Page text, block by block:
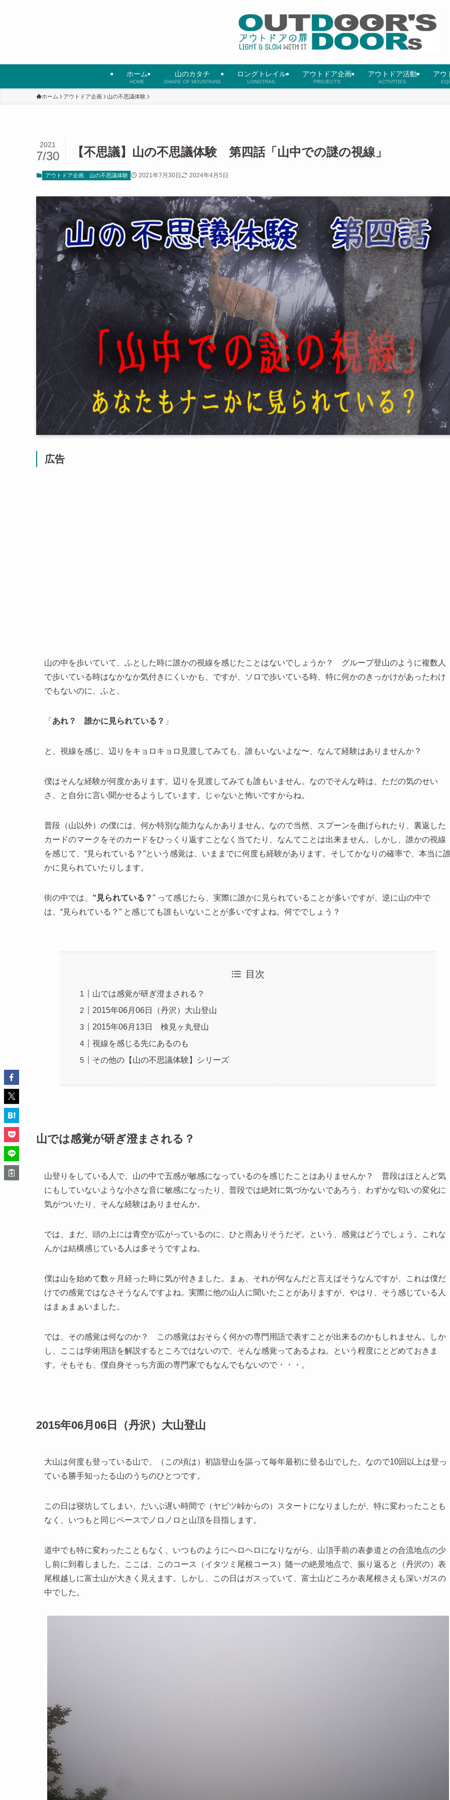
ホーム
HOME
山のカタチ
SHAPE OF MOUNTAINS
ロングトレイル
LONGTRAIL
アウトドア企画
PROJECTS
アウトドア活動
ACTIVITIES
アウ
ホーム アウトドア企画 山の不思議体験
【不思議】山の不思議体験 第四話「山中での謎の視線」
2021
7/30
アウトドア企画 山の不思議体験 2021年7月30日 2024年4月5日
広告
山の中を歩いていて、ふとした時に誰かの視線を感じたことはないでしょうか？ グループ登山のように複数人
で歩いている時はなかなか気付きにくいかも、ですが、ソロで歩いている時、特に何かのきっかけがあったわけ
でもないのに、ふと、
「 あれ？ 誰かに見られている？ 」
と、視線を感じ、辺りをキョロキョロ見渡してみても、誰もいないよな〜、なんて経験はありませんか？
僕はそんな経験が何度かあります。辺りを見渡してみても誰もいません。なのでそんな時は、ただの気のせい
さ、と自分に言い聞かせるようしています。じゃないと怖いですからね。
普段（山以外）の僕には、何か特別な能力なんかありません。なので当然、スプーンを曲げられたり、裏返した
カードのマークをそのカードをひっくり返すことなく当てたり、なんてことは出来ません。しかし、誰かの視線
を感じて、“見られている？”という感覚は、いままでに何度も経験があります。そしてかなりの確率で、本当に
かに見られていたりします。
街の中では、 “見られている？” って感じたら、実際に誰かに見られていることが多いですが、逆に山の中で
は、“見られている？” と感じても誰もいないことが多いですよね。何ででしょう？
目次
山では感覚が研ぎ澄まされる？
2015年06月06日（丹沢）大山登山
2015年06月13日 検見ヶ丸登山
視線を感じる先にあるのも
その他の【山の不思議体験】シリーズ
山では感覚が研ぎ澄まされる？
山登りをしている人で、山の中で五感が敏感になっているのを感じたことはありませんか？ 普段はほとんど気
にもしていないような小さな音に敏感になったり、普段では絶対に気づかないであろう、わずかな匂いの変化に
気がついたり、そんな経験はありませんか。
では、まだ、頭の上には青空が広がっているのに、ひと雨ありそうだぞ。という、感覚はどうでしょう。これな
んかは結構感じている人は多そうですよね。
僕は山を始めて数ヶ月経った時に気が付きました。まぁ、それが何なんだと言えばそうなんですが、これは僕だ
けでの感覚ではなさそうなんですよね。実際に他の山人に聞いたことがありますが、やはり、そう感じている人
はまぁまぁいました。
では、その感覚は何なのか？ この感覚はおそらく何かの専門用語で表すことが出来るのかもしれません。しか
し、ここは学術用語を解説するところではないので、そんな感覚ってあるよね。という程度にとどめておきま
す。そもそも、僕自身そっち方面の専門家でもなんでもないので・・・。
2015年06月06日（丹沢）大山登山
大山は何度も登っている山で、（この頃は）初詣登山を謳って毎年最初に登る山でした。なので10回以上は登っ
ている勝手知ったる山のうちのひとつです。
この日は寝坊してしまい、だいぶ遅い時間で（ヤビツ峠からの）スタートになりましたが、特に変わったことも
なく、いつもと同じペースでノロノロと山頂を目指します。
道中でも特に変わったこともなく、いつものようにヘロヘロになりながら、山頂手前の表参道との合流地点の少
し前に到着しました。ここは、このコース（イタツミ尾根コース）随一の絶景地点で、振り返ると（丹沢の）表
尾根越しに富士山が大きく見えます。しかし、この日はガスっていて、富士山どころか表尾根さえも深いガスの
中でした。